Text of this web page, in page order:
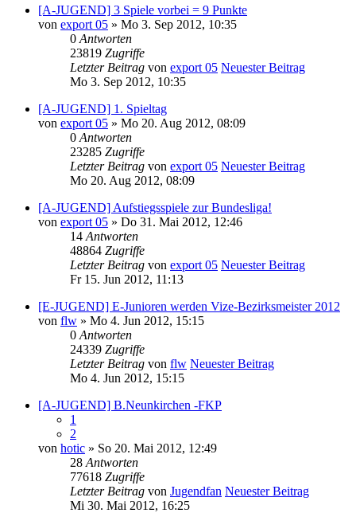
[A-JUGEND] 3 Spiele vorbei = 9 Punkte
von export 05 » Mo 3. Sep 2012, 10:35
0 Antworten
23819 Zugriffe
Letzter Beitrag von export 05 Neuester Beitrag
Mo 3. Sep 2012, 10:35
[A-JUGEND] 1. Spieltag
von export 05 » Mo 20. Aug 2012, 08:09
0 Antworten
23285 Zugriffe
Letzter Beitrag von export 05 Neuester Beitrag
Mo 20. Aug 2012, 08:09
[A-JUGEND] Aufstiegsspiele zur Bundesliga!
von export 05 » Do 31. Mai 2012, 12:46
14 Antworten
48864 Zugriffe
Letzter Beitrag von export 05 Neuester Beitrag
Fr 15. Jun 2012, 11:13
[E-JUGEND] E-Junioren werden Vize-Bezirksmeister 2012
von flw » Mo 4. Jun 2012, 15:15
0 Antworten
24339 Zugriffe
Letzter Beitrag von flw Neuester Beitrag
Mo 4. Jun 2012, 15:15
[A-JUGEND] B.Neunkirchen -FKP
1
2
von hotic » So 20. Mai 2012, 12:49
28 Antworten
77618 Zugriffe
Letzter Beitrag von Jugendfan Neuester Beitrag
Mi 30. Mai 2012, 16:25